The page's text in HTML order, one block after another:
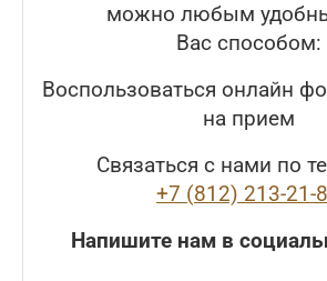
можно любым
Вас способом:
Воспользоваться онлайн
на прием
Связаться с нами по
+7 (812) 213-21-
Напишите нам в